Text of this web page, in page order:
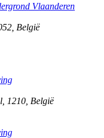
Vlaanderen
België
1210 België